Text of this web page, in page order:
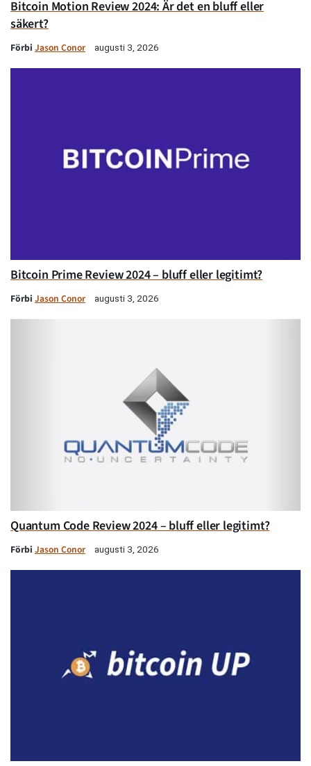
Bitcoin Motion Review 2024: Är det en bluff eller
säkert?
Förbi Jason Conor augusti 3, 2026
Bitcoin Prime Review 2024 – bluff eller legitimt?
Förbi Jason Conor augusti 3, 2026
Quantum Code Review 2024 – bluff eller legitimt?
Förbi Jason Conor augusti 3, 2026